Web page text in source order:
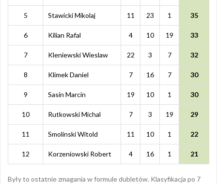
5 Stawicki Mikolaj 11 23 1 35
6 Kilian Rafal 4 10 19 33
7 Kleniewski Wieslaw 22 3 7 32
8 Klimek Daniel 7 16 7 30
9 Sasin Marcin 19 10 1 30
10 Rutkowski Michal 7 3 19 29
11 Smolinski Witold 11 10 1 22
12 Korzeniowski Robert 4 16 1 21
Były to ostatnie zmagania w formule dubletów. Klasyfikacja po 7